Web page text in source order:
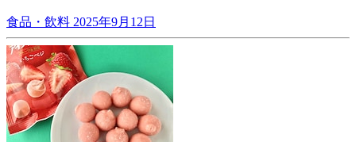
食品・飲料 2025年9月12日